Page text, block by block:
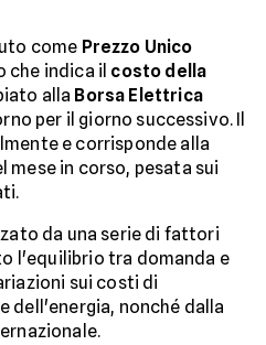
come Prezzo Unico
che indica il costo della
alla Borsa Elettrica
per il giorno successivo. Il
e corrisponde alla
mese in corso, pesata sui
da una serie di fattori
l'equilibrio tra domanda e
sui costi di
dell'energia, nonché dalla